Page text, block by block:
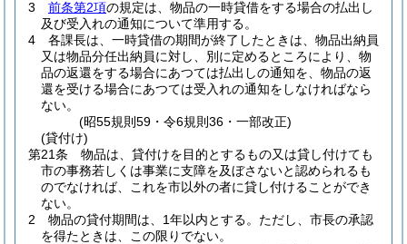
3
前条第2項の規定は、物品の一時貸借をする場合の払出し
及び受入れの通知について準用する。
4
各課長は、一時貸借の期間が終了したときは、物品出納員
又は物品分任出納員に対し、別に定めるところにより、物
品の返還をする場合にあつては払出しの通知を、物品の返
還を受ける場合にあつては受入れの通知をしなければなら
ない。
(昭55規則59・令6規則36・一部改正)
(貸付け)
第21条
物品は、貸付けを目的とするもの又は貸し付けても
市の事務若しくは事業に支障を及ぼさないと認められるも
のでなければ、これを市以外の者に貸し付けることができ
ない。
2
物品の貸付期間は、1年以内とする。 ただし、市長の承認
を得たときは、この限りでない。